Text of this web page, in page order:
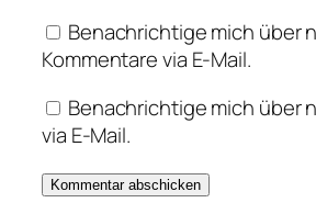
Benachrichtige mich über
Kommentare via E-Mail.
Benachrichtige mich über
via E-Mail.